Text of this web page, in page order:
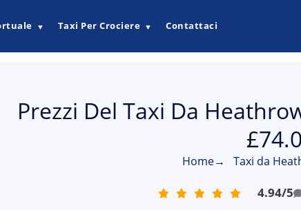
▼ Taxi Per Crociere ▼ Contattaci
Prezzi Del Taxi Da
Home→ Taxi da
4.94/5